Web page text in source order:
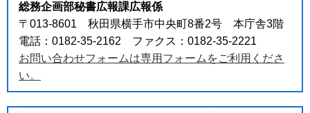
総務企画部秘書広報課広報係
〒013-8601 秋田県横手市中央町8番2号 本庁舎3階
電話：0182-35-2162 ファクス：0182-35-2221
お問い合わせフォームは専用フォームをご利用くださ
い。